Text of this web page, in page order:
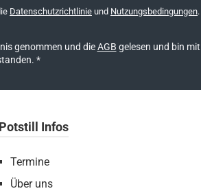
Datenschutzrichtlinie und Nutzungsbedingungen.
genommen und dieAGB gelesen und bin mit
*
Potstill Infos
Termine
Über uns